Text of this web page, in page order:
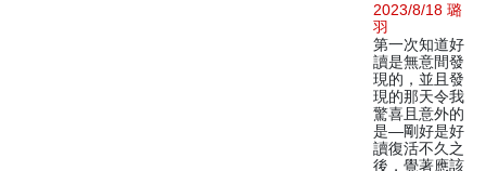
2023/8/18 璐
羽
第一次知道好
讀是無意間發
現的，並且發
現的那天令我
驚喜且意外的
是—剛好是好
讀復活不久之
後，覺著應該